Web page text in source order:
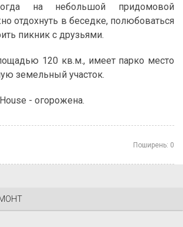
на небольшой придомовой
отдохнуть в беседке, полюбоваться
пикник с друзьями.
120 кв.м., имеет парко место
земельный участок.
- огорожена.
Поширень: 0